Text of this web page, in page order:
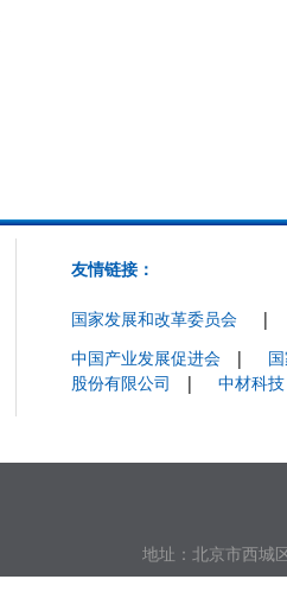
地址：北京市西
友情链接：
国家发展和改革委员会 |
中国产业发展促进会 |
股份有限公司
| 中材科